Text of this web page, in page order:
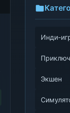
Инди-
Экшен